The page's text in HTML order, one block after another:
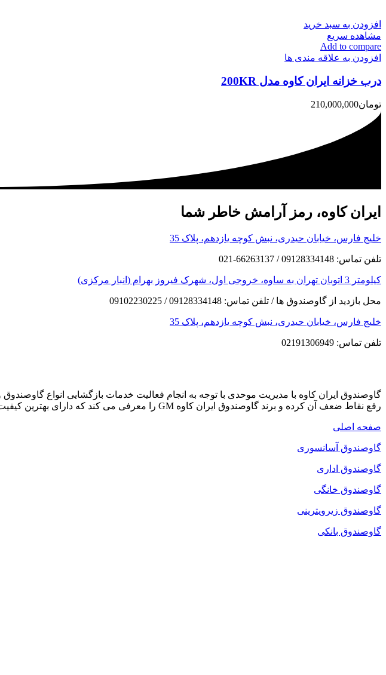
افزودن به سبد خرید
مشاهده سریع
Add to compare
افزودن به علاقه مندی ها
درب خزانه ایران کاوه مدل 200KR
تومان210,000,000
ایران کاوه، رمز آرامش خاطر شما
خلیج فارس، خیابان حیدری، نبش کوچه یازدهم، پلاک 35
تلفن تماس: 09128334148 / 66263137-021
کیلومتر 3 اتوبان تهران به ساوه، خروجی اول، شهرک فیروز بهرام (انبار مرکزی)
محل بازدید از گاوصندوق ها / تلفن تماس: 09128334148 / 09102230225
خلیج فارس، خیابان حیدری، نبش کوچه یازدهم، پلاک 35
تلفن تماس: 02191306949
گاوصندوق ایران کاوه با مدیریت موحدی با توجه به انجام فعالیت خدمات بازگشایی انواع
رفع نقاط ضعف آن کرده و برند گاوصندوق ایران کاوه GM را معرفی می کند که دارای بهترین کیفیت و مکانیزم امنیتی است.
صفحه اصلی
گاوصندوق آسانسوری
گاوصندوق اداری
گاوصندوق خانگی
گاوصندوق زیرویترینی
گاوصندوق بانکی